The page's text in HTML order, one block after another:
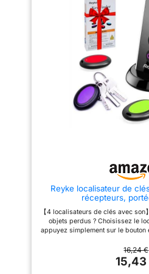
Field Communication) de
Galaxy SmartTag2 affiche votre
contact enregistré et un
message sur le smartphone de
celui qui le trouve, quel que soit
le système d'exploitation
Reyke localisateur de
récepteurs,
【4 localisateurs de clés avec son
objets perdus ? Choisissez le
appuyez simplement sur le bouton
récepteurs, des anneaux de
double-face pour fixer sur les
téléphones mobiles, portefeuilles,
16,24 €
15,43